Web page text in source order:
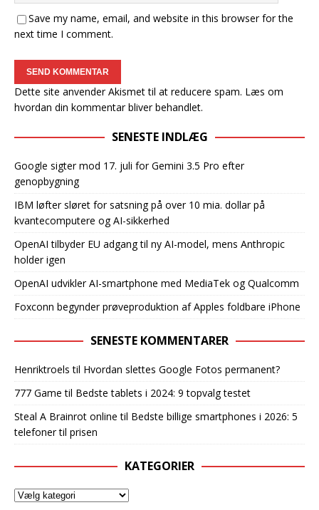
Save my name, email, and website in this browser for the
next time I comment.
Dette site anvender Akismet til at reducere spam. Læs om
hvordan din kommentar bliver behandlet.
SENESTE INDLÆG
Google sigter mod 17. juli for Gemini 3.5 Pro efter
genopbygning
IBM løfter sløret for satsning på over 10 mia. dollar på
kvantecomputere og AI-sikkerhed
OpenAI tilbyder EU adgang til ny AI-model, mens Anthropic
holder igen
OpenAI udvikler AI-smartphone med MediaTek og Qualcomm
Foxconn begynder prøveproduktion af Apples foldbare iPhone
SENESTE KOMMENTARER
Henriktroels til Hvordan slettes Google Fotos permanent?
777 Game til Bedste tablets i 2024: 9 topvalg testet
Steal A Brainrot online til Bedste billige smartphones i 2026: 5
telefoner til prisen
KATEGORIER